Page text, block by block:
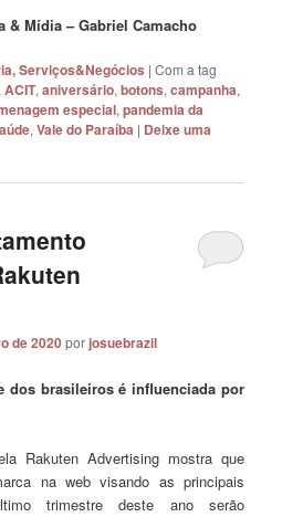
& Mídia – Gabriel Camacho
Serviços&Negócios |Com a tag
,ACIT,aniversário,botons,campanha,
especial,pandemia da
,Vale do Paraíba | Deixe uma
de 2020porjosuebrazil
dos brasileiros é influenciada por
Rakuten Advertising mostra que
na web visando as principais
trimestre deste ano serão